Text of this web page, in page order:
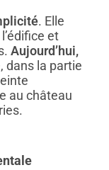
. Elle
et
Aujourd’hui,
dans la partie
au château